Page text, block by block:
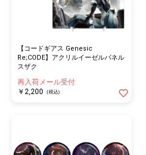
【コードギアス Genesic
Re;CODE】アクリルイーゼルパネル
スザク
再入荷メール受付
￥2,200
(税込)